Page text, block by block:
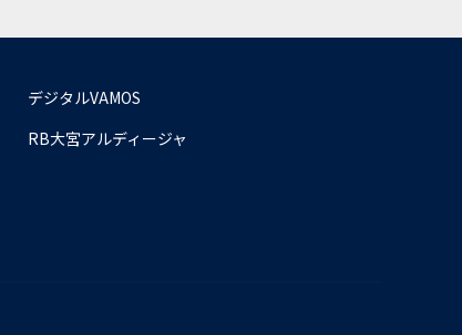
デジタルVAMOS
RB大宮アルディージャ